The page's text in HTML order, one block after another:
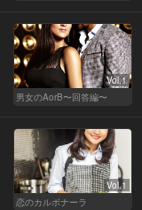
Vol.1
男女のAorB〜回答編〜
Vol.1
恋のカルボナーラ